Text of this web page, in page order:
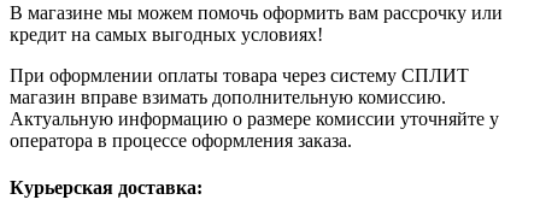
В магазине мы можем помочь оформить вам рассрочку или
кредит на самых выгодных условиях!
При оформлении оплаты товара через систему СПЛИТ
магазин вправе взимать дополнительную комиссию.
Актуальную информацию о размере комиссии уточняйте у
оператора в процессе оформления заказа.
Курьерская доставка: